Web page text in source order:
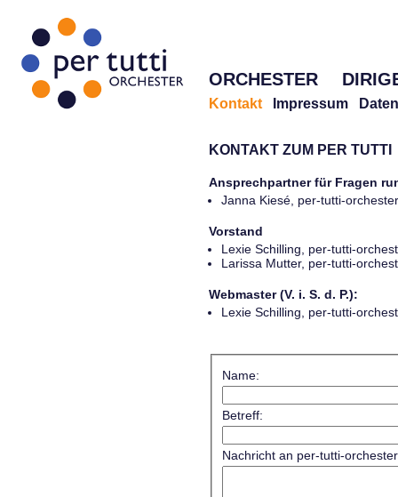
ORCHESTER
Kontakt Impressum
KONTAKT ZUM PER TUTTI
Ansprechpartner für Fragen
Janna Kiesé, per-tutti-
Vorstand
Lexie Schilling, per-tutti-
Larissa Mutter, per-tutti-
Webmaster (V. i. S. d. P.):
Lexie Schilling, per-tutti-
Name:
Betreff:
Nachricht an per-tutti-